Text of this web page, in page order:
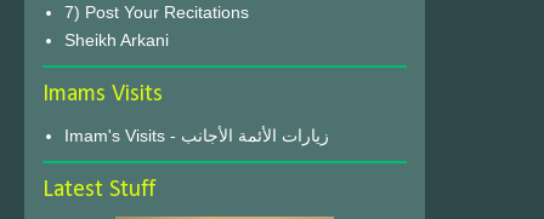
7) Post Your Recitations
Sheikh Arkani
Imams Visits
Imam's Visits - زيارات الأئمة الأجانب
Latest Stuff